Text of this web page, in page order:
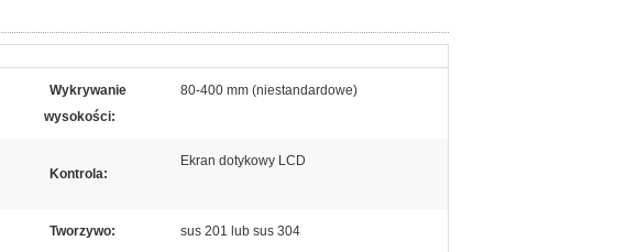
Wykrywanie
wysokości:
80-400 mm (niestandardowe)
Kontrola:
Ekran dotykowy LCD
Tworzywo: sus 201 lub sus 304